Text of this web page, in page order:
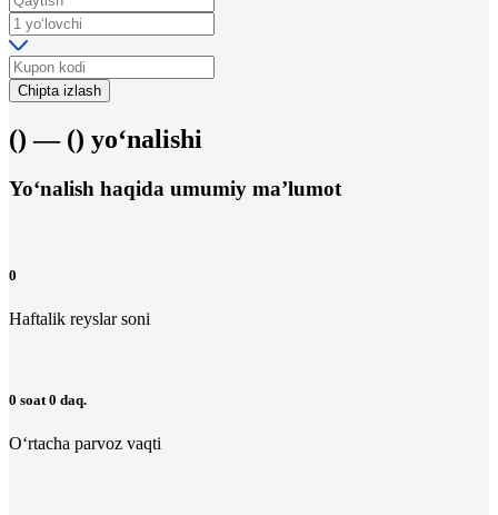
Chipta izlash
() — () yo‘nalishi
Yo‘nalish haqida umumiy ma’lumot
0
Haftalik reyslar soni
0 soat 0 daq.
O‘rtacha parvoz vaqti